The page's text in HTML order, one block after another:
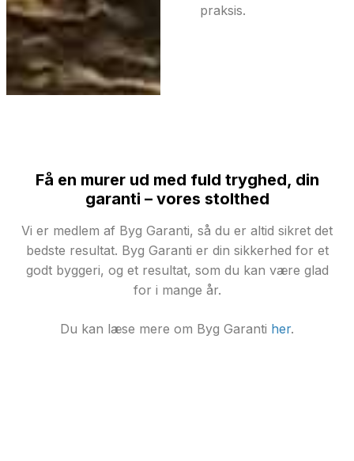
praksis.
Få en murer ud med fuld tryghed, din
garanti – vores stolthed
Vi er medlem af Byg Garanti, så du er altid sikret det
bedste resultat. Byg Garanti er din sikkerhed for et
godt byggeri, og et resultat, som du kan være glad
for i mange år.
Du kan læse mere om Byg Garanti her.